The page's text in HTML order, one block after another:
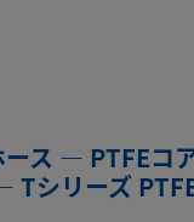
ス — PTFEコ
Tシリーズ